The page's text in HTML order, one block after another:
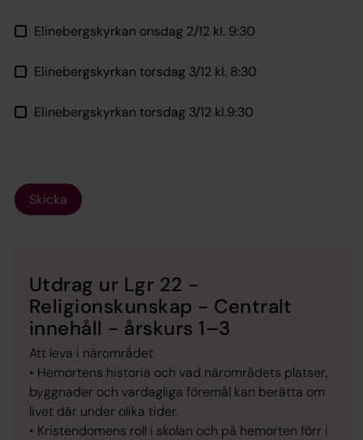
Elinebergskyrkan onsdag 2/12 kl. 9:30
Elinebergskyrkan torsdag 3/12 kl. 8:30
Elinebergskyrkan torsdag 3/12 kl.9:30
Skicka
Utdrag ur Lgr 22 -
Religionskunskap - Centralt
innehåll - årskurs 1–3
Att leva i närområdet
• Hemortens historia och vad närområdets platser,
byggnader och vardagliga föremål kan berätta om
livet där under olika tider.
• Kristendomens roll i skolan och på hemorten förr i